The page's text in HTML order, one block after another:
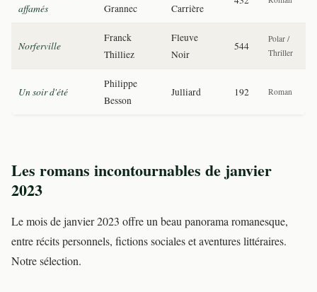
affamés
Grannec
Carrière
Norferville
Franck
Thilliez
Fleuve
Noir
544
Polar /
Thriller
Un soir d'été
Philippe
Besson
Julliard 192 Roman
Les romans incontournables de janvier
2023
Le mois de janvier 2023 offre un beau panorama romanesque,
entre récits personnels, fictions sociales et aventures littéraires.
Notre sélection.